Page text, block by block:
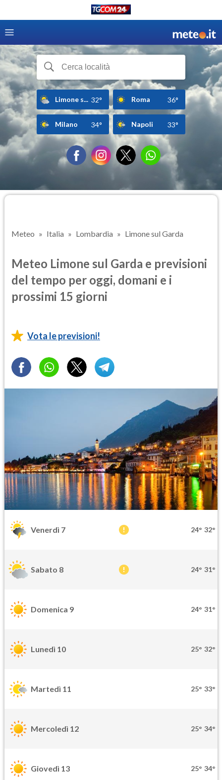
Limone s... 32° Roma 36°
Milano 34° Napoli 33°
Meteo Italia Lombardia Limone sul Garda
Meteo Limone sul Garda e previsioni
del tempo per oggi, domani e i
prossimi 15 giorni
Vota le previsioni!
Venerdì 7 24° 32°
Sabato 8 24° 31°
Domenica 9 24° 31°
Lunedì 10 25° 32°
Martedì 11 25° 33°
Mercoledì 12 25° 34°
Giovedì 13 25° 34°